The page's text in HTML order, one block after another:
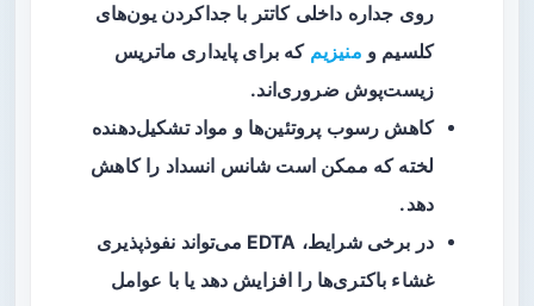
روی جداره داخلی کاتتر با جداکردن یون‌های
کلسیم و منیزیم که برای پایداری ماتریس
زیست‌پوش ضروری‌اند.
کاهش رسوب پروتئین‌ها و مواد تشکیل‌دهنده
لخته که ممکن است شانس انسداد را کاهش
دهد.
در برخی شرایط، EDTA می‌تواند نفوذپذیری
غشاء باکتری‌ها را افزایش دهد یا با عوامل